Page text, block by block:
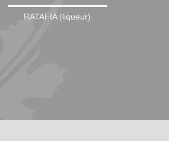
RATAFIA (liqueur)